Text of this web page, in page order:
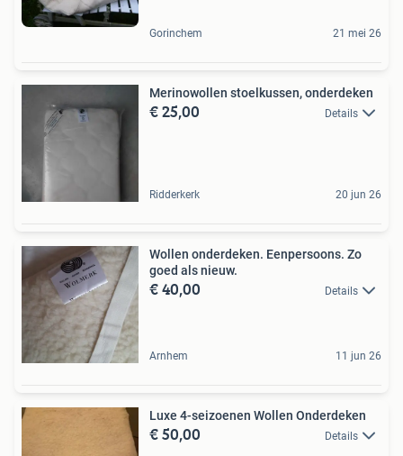
Gorinchem 21 mei 26
Merinowollen stoelkussen, onderdeken
€ 25,00 Details
Ridderkerk 20 jun 26
Wollen onderdeken. Eenpersoons. Zo
goed als nieuw.
€ 40,00 Details
Arnhem 11 jun 26
Luxe 4-seizoenen Wollen Onderdeken
€ 50,00 Details